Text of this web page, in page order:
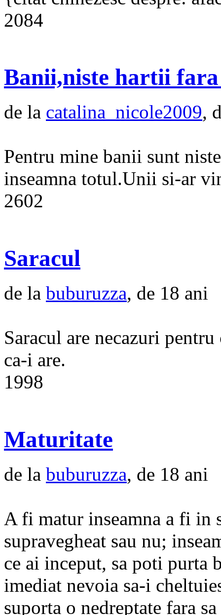
2084
Banii,niste hartii
de la catalina_nicole2009,
Pentru mine banii sunt
inseamna totul.Unii si-ar
2602
Saracul
de la buburuzza, de 18 ani
Saracul are necazuri
ca-i are.
1998
Maturitate
de la buburuzza, de 18 ani
A fi matur inseamna a fi in
supravegheat sau nu;
ce ai inceput, sa poti purta
imediat nevoia sa-i
suporta o nedreptate fara